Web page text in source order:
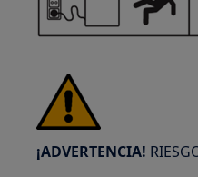
¡ADVERTENCIA!